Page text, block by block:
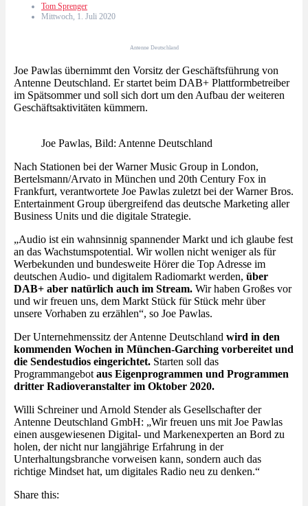
Tom Sprenger
Mittwoch, 1. Juli 2020
Antenne Deutschland
Joe Pawlas übernimmt den Vorsitz der Geschäftsführung von
Antenne Deutschland. Er startet beim DAB+ Plattformbetreiber
im Spätsommer und soll sich dort um den Aufbau der weiteren
Geschäftsaktivitäten kümmern.
Joe Pawlas, Bild: Antenne Deutschland
Nach Stationen bei der Warner Music Group in London,
Bertelsmann/Arvato in München und 20th Century Fox in
Frankfurt, verantwortete Joe Pawlas zuletzt bei der Warner Bros.
Entertainment Group übergreifend das deutsche Marketing aller
Business Units und die digitale Strategie.
„Audio ist ein wahnsinnig spannender Markt und ich glaube fest
an das Wachstumspotential. Wir wollen nicht weniger als für
Werbekunden und bundesweite Hörer die Top Adresse im
deutschen Audio- und digitalem Radiomarkt werden, über
DAB+ aber natürlich auch im Stream. Wir haben Großes vor
und wir freuen uns, dem Markt Stück für Stück mehr über
unsere Vorhaben zu erzählen“, so Joe Pawlas.
Der Unternehmenssitz der Antenne Deutschland wird in den
kommenden Wochen in München-Garching vorbereitet und
die Sendestudios eingerichtet. Starten soll das
Programmangebot aus Eigenprogrammen und Programmen
dritter Radioveranstalter im Oktober 2020.
Willi Schreiner und Arnold Stender als Gesellschafter der
Antenne Deutschland GmbH: „Wir freuen uns mit Joe Pawlas
einen ausgewiesenen Digital- und Markenexperten an Bord zu
holen, der nicht nur langjährige Erfahrung in der
Unterhaltungsbranche vorweisen kann, sondern auch das
richtige Mindset hat, um digitales Radio neu zu denken.“
Share this: